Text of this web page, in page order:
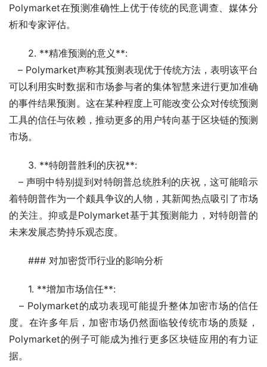
Polymarket在预测准确性上优于传统的民意调查、媒体分
析和专家评估。
2. **精准预测的意义**:
可以利用实时数据和市场参与者的集体智慧来进行更加准确
的事件结果预测。这在某种程度上可能改变公众对传统预测
工具的信任与依赖，推动更多的用户转向基于区块链的预测
市场。
3. **特朗普胜利的庆祝**:
着特朗普作为一个颇具争议的人物，其新闻热点吸引了市场
的关注。抑或是Polymarket基于其预测能力，对特朗普的
未来发展态势持乐观态度。
### 对加密货币行业的影响分析
1. **增加市场信任**:
   – Polymarket的成功表现可能提升整体加密市场的信任
度。在许多年后，加密市场仍然面临较传统市场的质疑，
Polymarket的例子可能成为推行更多区块链应用的有力证
据。